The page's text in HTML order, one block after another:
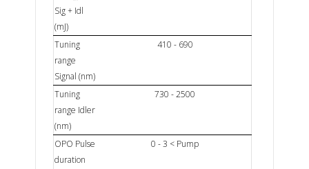
Sig + Idl
(mJ)
Tuning
range
Signal (nm)
410 - 690
Tuning
range Idler
(nm)
730 - 2500
OPO Pulse
duration
0 - 3 < Pump